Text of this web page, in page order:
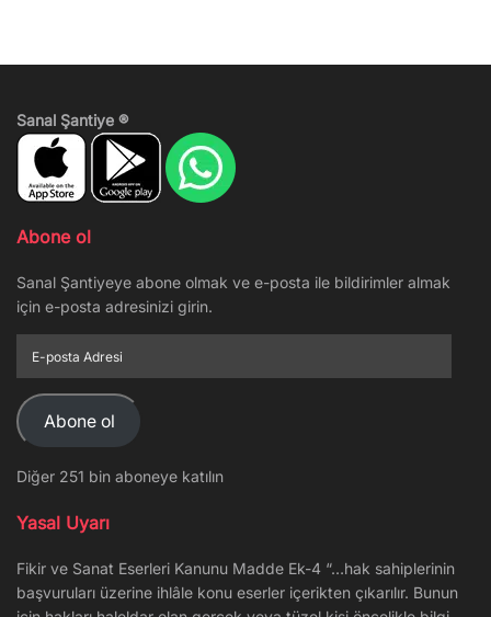
Sanal Şantiye ®
Abone ol
Sanal Şantiyeye abone olmak ve e-posta ile bildirimler almak
için e-posta adresinizi girin.
posta
Adresi
Abone ol
Diğer 251 bin aboneye katılın
Yasal Uyarı
Fikir ve Sanat Eserleri Kanunu Madde Ek-4 “…hak sahiplerinin
başvuruları üzerine ihlâle konu eserler içerikten çıkarılır. Bunun